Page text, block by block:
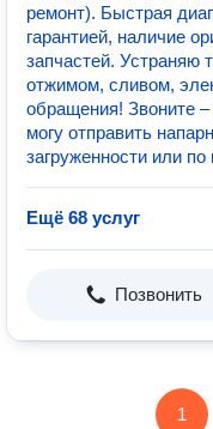
ремонт). Быстрая
гарантией, наличие
запчастей. Устраняю
отжимом, сливом,
обращения! Звоните
могу отправить
загруженности или по
Ещё 68 услуг
Позвонить
1